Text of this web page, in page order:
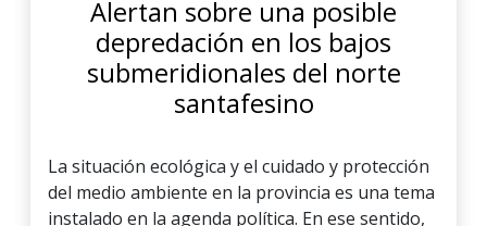
Alertan sobre una posible
depredación en los bajos
submeridionales del norte
santafesino
La situación ecológica y el cuidado y protección
del medio ambiente en la provincia es una tema
instalado en la agenda política. En ese sentido,